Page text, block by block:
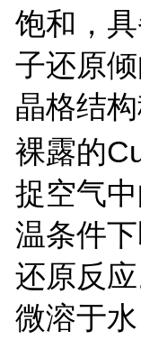
饱和，
子还原
晶格结
裸露的
捉空气
温条件
还原反
微溶于